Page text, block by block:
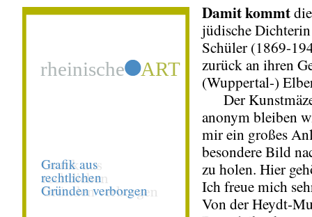
Damit kommt
jüdische
Schüler (1869-
zurück an ihren
(Wuppertal-)
Der
anonym bleiben
mir ein großes
besondere Bild
zu holen. Hier
Ich freue mich
Von der Heydt-